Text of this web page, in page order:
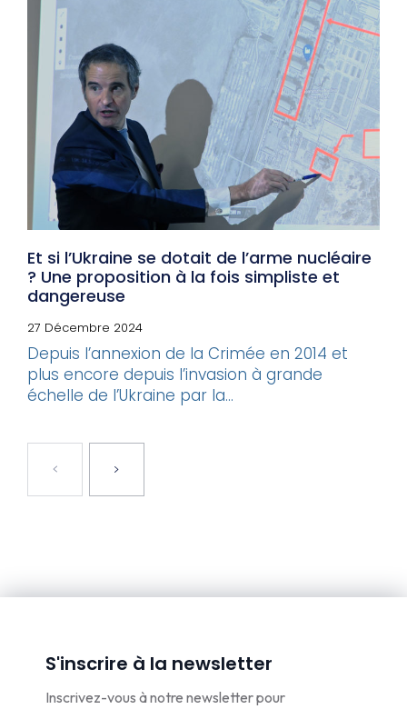
Et si l’Ukraine se dotait de l’arme nucléaire
? Une proposition à la fois simpliste et
dangereuse
27 Décembre 2024
Depuis l’annexion de la Crimée en 2014 et
plus encore depuis l’invasion à grande
échelle de l’Ukraine par la...
S'inscrire à la newsletter
Inscrivez-vous à notre newsletter pour